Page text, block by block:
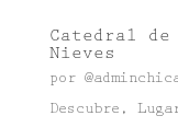
Catedral de
Nieves
por
Descubre ,